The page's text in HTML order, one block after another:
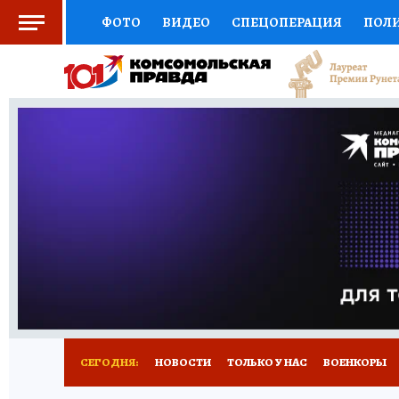
ФОТО ВИДЕО СПЕЦОПЕРАЦИЯ
СОЦПОДДЕРЖКА НАУКА СПОРТ
ВЫБОР ЭКСПЕРТОВ ДОКТОР
ПРОГНОЗЫ НА СПОРТ
НОВОЕ
СЕГОДНЯ: НОВОСТИ ТОЛЬКО У НАС ВОЕНКОРЫ